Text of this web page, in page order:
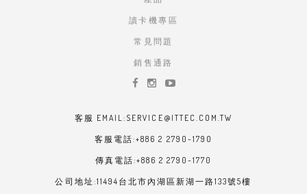
讀卡機專區
常見問題
銷售通路
客服 EMAIL:SERVICE@ITTEC.COM.TW
客服電話:+886 2 2790-1790
傳真電話:+886 2 2790-1770
公司地址:11494台北市內湖區新湖一路133號5樓